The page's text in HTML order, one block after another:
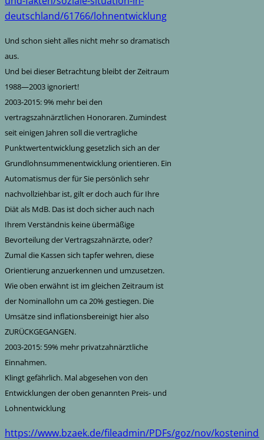
deutschland/61766/lohnentwicklung
Und schon sieht alles nicht mehr so dramatisch
aus.
Und bei dieser Betrachtung bleibt der Zeitraum
1988—2003 ignoriert!
2003-2015: 9% mehr bei den
vertragszahnärztlichen Honoraren. Zumindest
seit einigen Jahren soll die vertragliche
Punktwertentwicklung gesetzlich sich an der
Grundlohnsummenentwicklung orientieren. Ein
Automatismus der für Sie persönlich sehr
nachvollziehbar ist, gilt er doch auch für Ihre
Diät als MdB. Das ist doch sicher auch nach
Ihrem Verständnis keine übermäßige
Bevorteilung der Vertragszahnärzte, oder?
Zumal die Kassen sich tapfer wehren, diese
Orientierung anzuerkennen und umzusetzen.
Wie oben erwähnt ist im gleichen Zeitraum ist
der Nominallohn um ca 20% gestiegen. Die
Umsätze sind inflationsbereinigt hier also
ZURÜCKGEGANGEN.
2003-2015: 59% mehr privatzahnärztliche
Einnahmen.
Klingt gefährlich. Mal abgesehen von den
Entwicklungen der oben genannten Preis- und
Lohnentwicklung
https://www.bzaek.de/fileadmin/PDFs/goz/nov/